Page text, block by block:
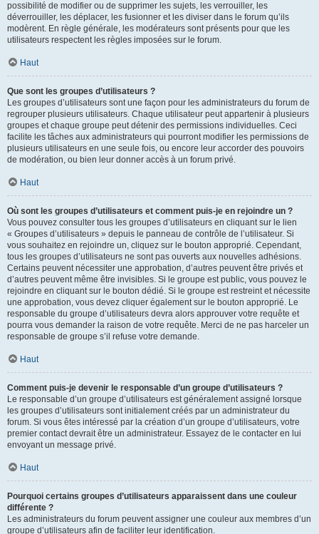
possibilité de modifier ou de supprimer les sujets, les verrouiller, les
déverrouiller, les déplacer, les fusionner et les diviser dans le forum qu’ils
modèrent. En règle générale, les modérateurs sont présents pour que les
utilisateurs respectent les règles imposées sur le forum.
Haut
Que sont les groupes d’utilisateurs ?
Les groupes d’utilisateurs sont une façon pour les administrateurs du forum de
regrouper plusieurs utilisateurs. Chaque utilisateur peut appartenir à plusieurs
groupes et chaque groupe peut détenir des permissions individuelles. Ceci
facilite les tâches aux administrateurs qui pourront modifier les permissions de
plusieurs utilisateurs en une seule fois, ou encore leur accorder des pouvoirs
de modération, ou bien leur donner accès à un forum privé.
Haut
Où sont les groupes d’utilisateurs et comment puis-je en rejoindre un ?
Vous pouvez consulter tous les groupes d’utilisateurs en cliquant sur le lien
« Groupes d’utilisateurs » depuis le panneau de contrôle de l’utilisateur. Si
vous souhaitez en rejoindre un, cliquez sur le bouton approprié. Cependant,
tous les groupes d’utilisateurs ne sont pas ouverts aux nouvelles adhésions.
Certains peuvent nécessiter une approbation, d’autres peuvent être privés et
d’autres peuvent même être invisibles. Si le groupe est public, vous pouvez le
rejoindre en cliquant sur le bouton dédié. Si le groupe est restreint et nécessite
une approbation, vous devez cliquer également sur le bouton approprié. Le
responsable du groupe d’utilisateurs devra alors approuver votre requête et
pourra vous demander la raison de votre requête. Merci de ne pas harceler un
responsable de groupe s’il refuse votre demande.
Haut
Comment puis-je devenir le responsable d’un groupe d’utilisateurs ?
Le responsable d’un groupe d’utilisateurs est généralement assigné lorsque
les groupes d’utilisateurs sont initialement créés par un administrateur du
forum. Si vous êtes intéressé par la création d’un groupe d’utilisateurs, votre
premier contact devrait être un administrateur. Essayez de le contacter en lui
envoyant un message privé.
Haut
Pourquoi certains groupes d’utilisateurs apparaissent dans une couleur
différente ?
Les administrateurs du forum peuvent assigner une couleur aux membres d’un
groupe d’utilisateurs afin de faciliter leur identification.